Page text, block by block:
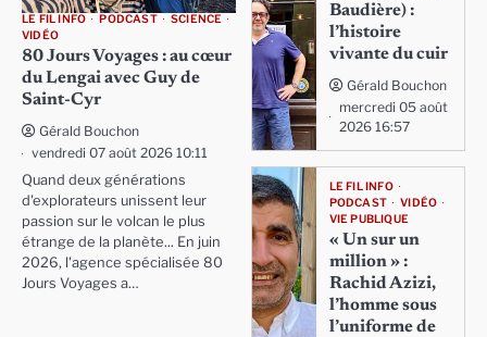
LE FIL INFO PODCAST
SCIENCE
VIDÉO
80 Jours Voyages : au cœur
du Lengai avec Guy de
Saint-Cyr
Gérald Bouchon
vendredi 07 août 2026 10:11
Quand deux générations
d'explorateurs unissent leur
passion sur le volcan le plus
étrange de la planète... En juin
2026, l'agence spécialisée 80
Jours Voyages a…
Baudière) :
l’histoire
vivante du cuir
Gérald Bouchon
mercredi 05 août
2026 16:57
LE FIL INFO
PODCAST
VIDÉO
VIE PUBLIQUE
« Un sur un
million » :
Rachid Azizi,
l’homme sous
l’uniforme de